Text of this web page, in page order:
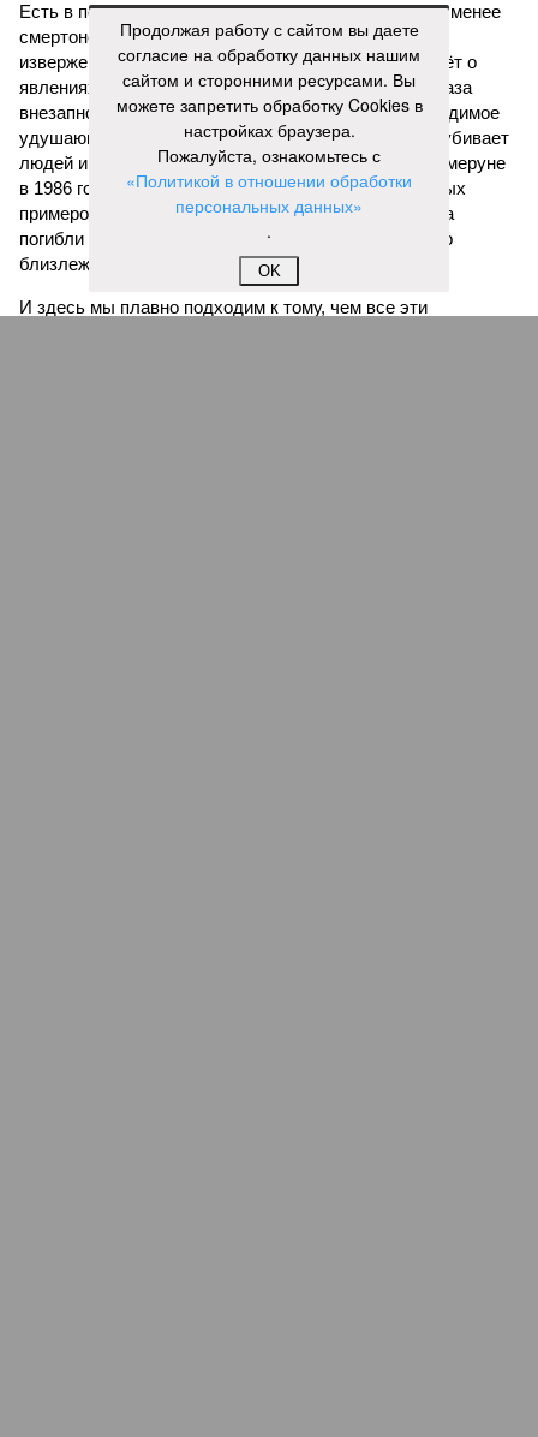
Есть в перечне A-Z Animals и экзотика, впрочем, не менее
смертоносная. Это, в частности, «лимнические
извержения», о которых мало кто слышал. Речь идёт о
явлениях, когда большое количество углекислого газа
внезапно вырывается из глубин озёр, образуя невидимое
удушающее газовое облако, которое безжалостно убивает
людей и животных. Катастрофа на озере Ньос в Камеруне
в 1986 году остаётся одним из наиболее чудовищных
примеров: более 1700 человек и тысячи голов скота
погибли из-за внезапного выброса CO₂, накрывшего
близлежащие деревни.
И здесь мы плавно подходим к тому, чем все эти
Продолжая работу с сайтом вы даете
согласие на обработку данных нашим
сайтом и сторонними ресурсами. Вы
можете запретить обработку Cookies в
настройках браузера.
Пожалуйста, ознакомьтесь с
«Политикой в отношении обработки
персональных данных»
.
OK